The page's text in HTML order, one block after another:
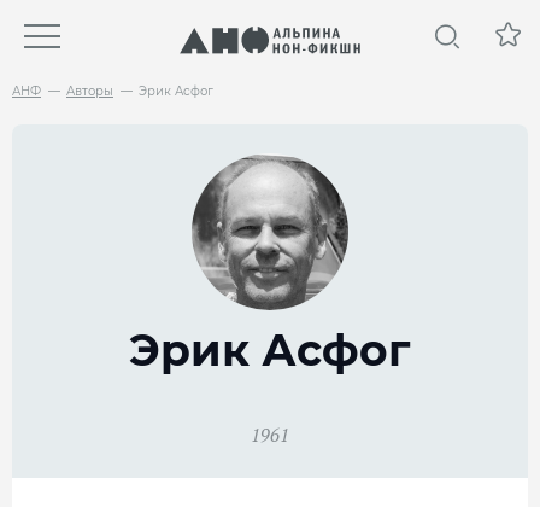
АНФ Авторы Эрик Асфог
Эрик Асфог
1961